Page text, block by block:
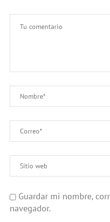
Guardar mi nombre,
navegador.